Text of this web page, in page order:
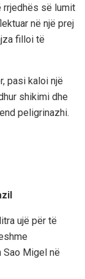
rrjedhës së lumit
në një prej
filloi të
pasi kaloi një
shikimi dhe
peligrinazhi.
ujë për të
Sao Migel në